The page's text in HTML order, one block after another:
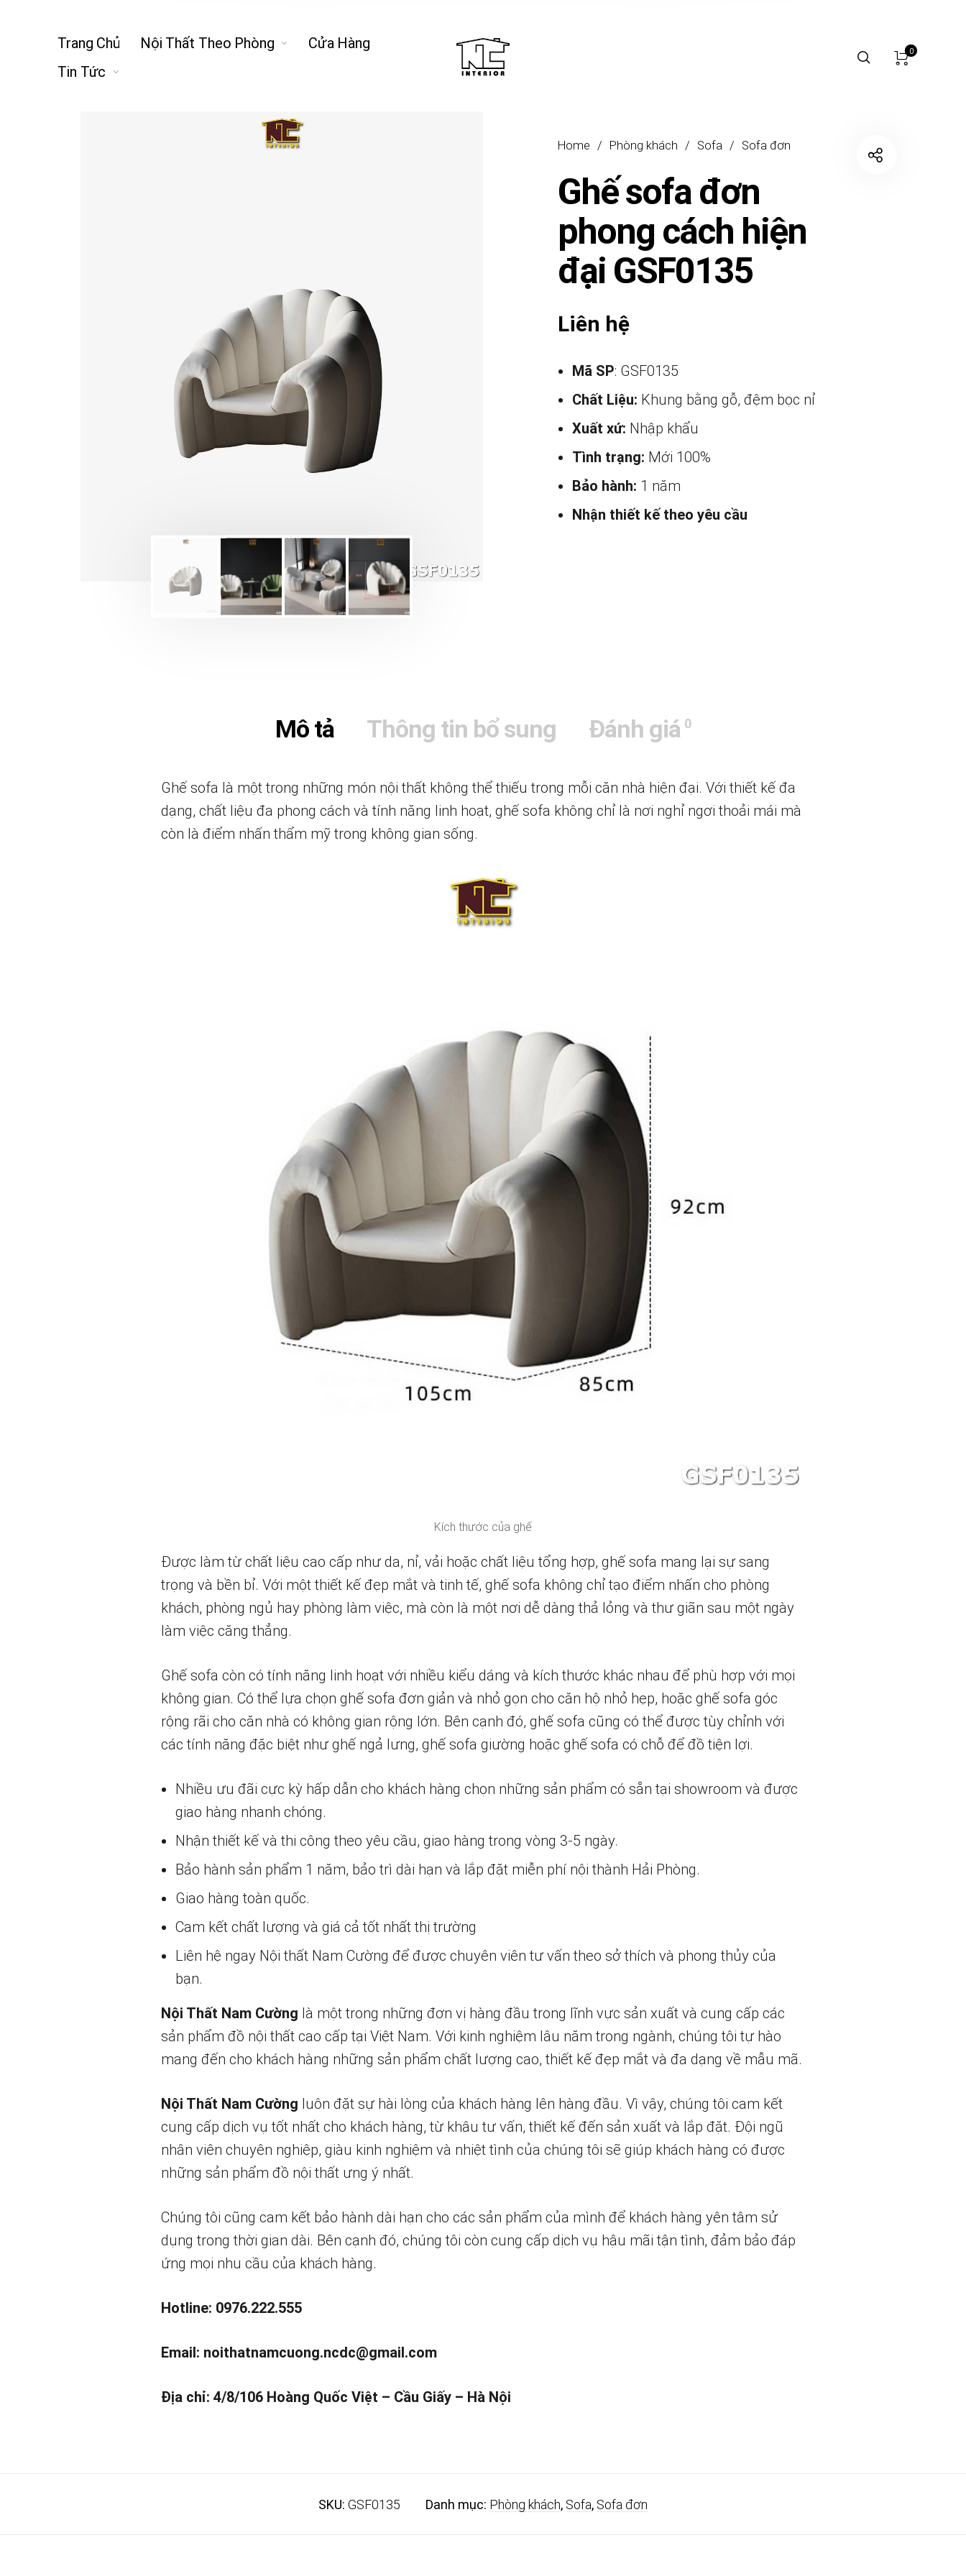
Trang Chủ Nội Thất Theo Phòng
Cửa Hàng
Tin Tức
0
Home / Phòng khách / Sofa / Sofa đơn
Ghế sofa đơn
phong cách hiện
đại GSF0135
Liên hệ
Mã SP: GSF0135
Chất Liệu: Khung bằng gỗ, đệm bọc nỉ
Xuất xứ: Nhập khẩu
Tình trạng: Mới 100%
Bảo hành: 1 năm
Nhận thiết kế theo yêu cầu
Mô tả Thông tin bổ sung Đánh giá 0
Ghế sofa là một trong những món nội thất không thể thiếu trong mỗi căn nhà hiện đại. Với thiết kế đa
dạng, chất liệu đa phong cách và tính năng linh hoạt, ghế sofa không chỉ là nơi nghỉ ngơi thoải mái mà
còn là điểm nhấn thẩm mỹ trong không gian sống.
Kích thước của ghế
Được làm từ chất liệu cao cấp như da, nỉ, vải hoặc chất liệu tổng hợp, ghế sofa mang lại sự sang
trọng và bền bỉ. Với một thiết kế đẹp mắt và tinh tế, ghế sofa không chỉ tạo điểm nhấn cho phòng
khách, phòng ngủ hay phòng làm việc, mà còn là một nơi dễ dàng thả lỏng và thư giãn sau một ngày
làm việc căng thẳng.
Ghế sofa còn có tính năng linh hoạt với nhiều kiểu dáng và kích thước khác nhau để phù hợp với mọi
không gian. Có thể lựa chọn ghế sofa đơn giản và nhỏ gọn cho căn hộ nhỏ hẹp, hoặc ghế sofa góc
rộng rãi cho căn nhà có không gian rộng lớn. Bên cạnh đó, ghế sofa cũng có thể được tùy chỉnh với
các tính năng đặc biệt như ghế ngả lưng, ghế sofa giường hoặc ghế sofa có chỗ để đồ tiện lợi.
Nhiều ưu đãi cực kỳ hấp dẫn cho khách hàng chọn những sản phẩm có sẵn tại showroom và được
giao hàng nhanh chóng.
Nhận thiết kế và thi công theo yêu cầu, giao hàng trong vòng 3-5 ngày.
Bảo hành sản phẩm 1 năm, bảo trì dài hạn và lắp đặt miễn phí nội thành Hải Phòng.
Giao hàng toàn quốc.
Cam kết chất lượng và giá cả tốt nhất thị trường
Liên hệ ngay Nội thất Nam Cường để được chuyên viên tư vấn theo sở thích và phong thủy của
bạn.
Nội Thất Nam Cường là một trong những đơn vị hàng đầu trong lĩnh vực sản xuất và cung cấp các
sản phẩm đồ nội thất cao cấp tại Việt Nam. Với kinh nghiệm lâu năm trong ngành, chúng tôi tự hào
mang đến cho khách hàng những sản phẩm chất lượng cao, thiết kế đẹp mắt và đa dạng về mẫu mã.
Nội Thất Nam Cường luôn đặt sự hài lòng của khách hàng lên hàng đầu. Vì vậy, chúng tôi cam kết
cung cấp dịch vụ tốt nhất cho khách hàng, từ khâu tư vấn, thiết kế đến sản xuất và lắp đặt. Đội ngũ
nhân viên chuyên nghiệp, giàu kinh nghiệm và nhiệt tình của chúng tôi sẽ giúp khách hàng có được
những sản phẩm đồ nội thất ưng ý nhất.
Chúng tôi cũng cam kết bảo hành dài hạn cho các sản phẩm của mình để khách hàng yên tâm sử
dụng trong thời gian dài. Bên cạnh đó, chúng tôi còn cung cấp dịch vụ hậu mãi tận tình, đảm bảo đáp
ứng mọi nhu cầu của khách hàng.
Hotline: 0976.222.555
Email: noithatnamcuong.ncdc@gmail.com
Địa chỉ: 4/8/106 Hoàng Quốc Việt – Cầu Giấy – Hà Nội
SKU: GSF0135 Danh mục: Phòng khách, Sofa, Sofa đơn